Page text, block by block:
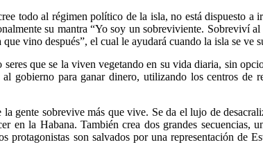
todo al régimen político de la isla, no está dispuesto a
su mantra “Yo soy un sobreviviente. Sobreviví
vino después”, el cual le ayudará cuando la isla se ve
seres que se la viven vegetando en su vida diaria, sin
gobierno para ganar dinero, utilizando los centros de
gente sobrevive más que vive. Se da el lujo de
la Habana. También crea dos grandes secuencias,
son salvados por una representación de